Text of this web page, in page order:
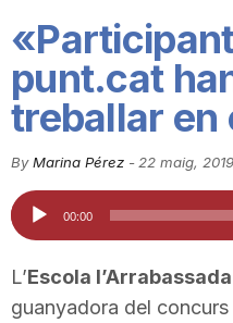
C
u
punt.cat
treballar en
By Marina Pérez - 22 maig, 2019
Reproductor
d'àudio
00:00
L’Escola l’Arrabassada
guanyadora del concurs